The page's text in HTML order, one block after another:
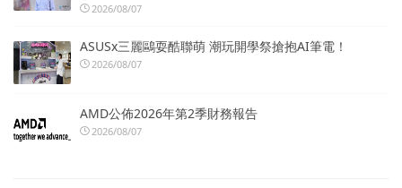
2026/08/07
ASUSx三麗鷗耍酷聯萌 潮玩開學祭搶抱AI筆電！
2026/08/07
AMD公佈2026年第2季財務報告
2026/08/07